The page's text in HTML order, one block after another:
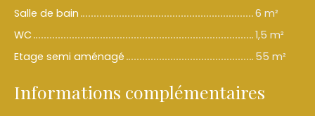
Salle de bain
6 m²
WC
1,5 m²
Etage semi aménagé
55 m²
Informations complémentaires